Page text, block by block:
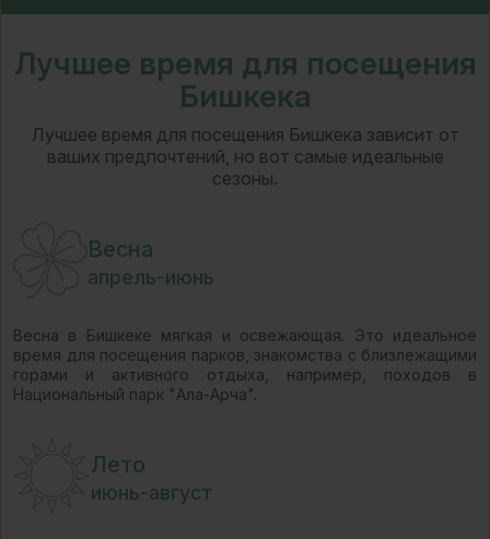
Лучшее время для посещения
Бишкека
Лучшее время для посещения Бишкека зависит от
ваших предпочтений, но вот самые идеальные
сезоны.
Весна
апрель-июнь
Весна в Бишкеке мягкая и освежающая. Это идеальное
время для посещения парков, знакомства с близлежащими
горами и активного отдыха, например, походов в
Национальный парк "Ала-Арча".
Лето
июнь-август